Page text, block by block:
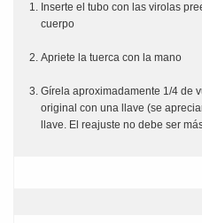
Inserte el tubo con las virolas
cuerpo
Apriete la tuerca con la mano
Gírela aproximadamente 1/4 de
original con una llave (se
llave. El reajuste no debe ser